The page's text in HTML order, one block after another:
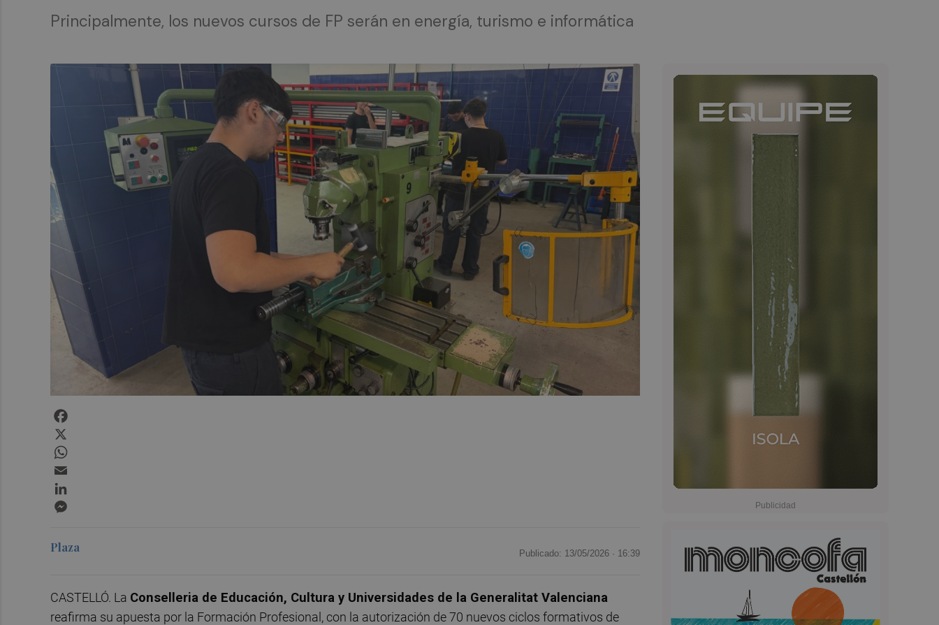
Principalmente, los nuevos cursos de FP serán en energía, turismo e informática
Plaza Publicado: 13/05/2026 · 16:39
CASTELLÓ. La Conselleria de Educación, Cultura y Universidades de la Generalitat Valenciana
reafirma su apuesta por la Formación Profesional, con la autorización de 70 nuevos ciclos formativos de